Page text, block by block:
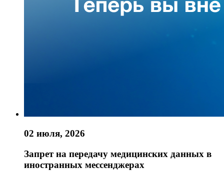
02 июля, 2026
Запрет на передачу медицинских данных в
иностранных мессенджерах